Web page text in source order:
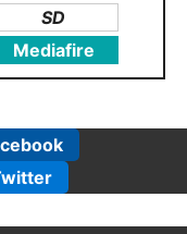
SD
Mediafire